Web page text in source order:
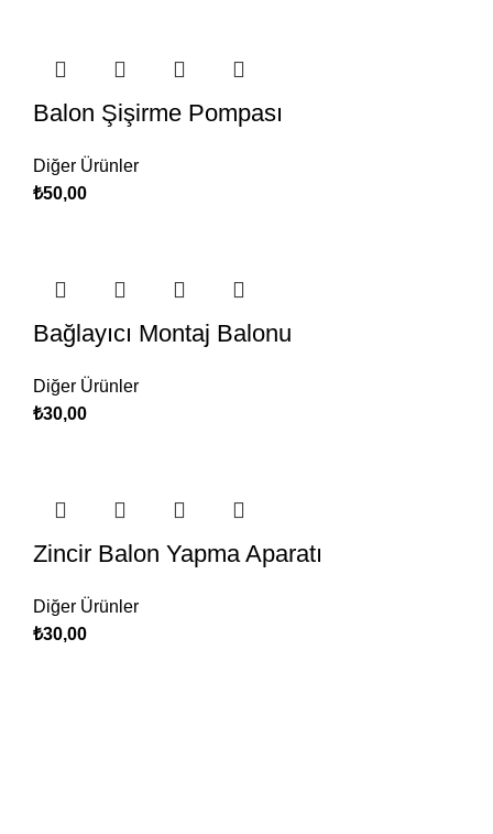
Balon Şişirme Pompası
Diğer Ürünler
₺50,00
Bağlayıcı Montaj Balonu
Diğer Ürünler
₺30,00
Zincir Balon Yapma Aparatı
Diğer Ürünler
₺30,00